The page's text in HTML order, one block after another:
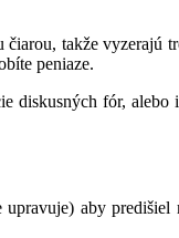
takže vyzerajú
peniaze.
fór, alebo
aby